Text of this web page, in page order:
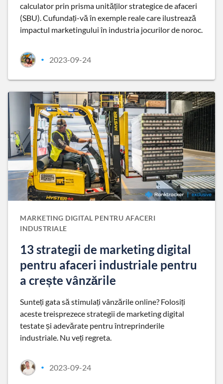
calculator prin prisma unităților strategice de afaceri
(SBU). Cufundați-vă în exemple reale care ilustrează
impactul marketingului în industria jocurilor de noroc.
• 2023-09-24
MARKETING DIGITAL PENTRU AFACERI
INDUSTRIALE
13 strategii de marketing digital
pentru afaceri industriale pentru
a crește vânzările
Sunteți gata să stimulați vânzările online? Folosiți
aceste treisprezece strategii de marketing digital
testate și adevărate pentru întreprinderile
industriale. Nu veți regreta.
• 2023-09-24